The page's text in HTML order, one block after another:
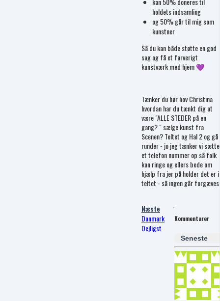
holdets indsamling
og 50% går til mig som
kunstner
Så du kan både støtte en god
sag og få et farverigt
kunstværk med hjem 💜
Tænker du hør hov Christina
hvordan har du tænkt dig at
være "ALLE STEDER på en
gang? " sælge kunst fra
Scenen? Teltet og Hal 2 og gå
runder - jo jeg tænker vi
et telefon nummer op så folk
kan ringe og ellers bede om
hjælp fra jer på holder det er i
teltet - så ingen går
Næste
Danmark
Dejligst
Kommentarer
Seneste